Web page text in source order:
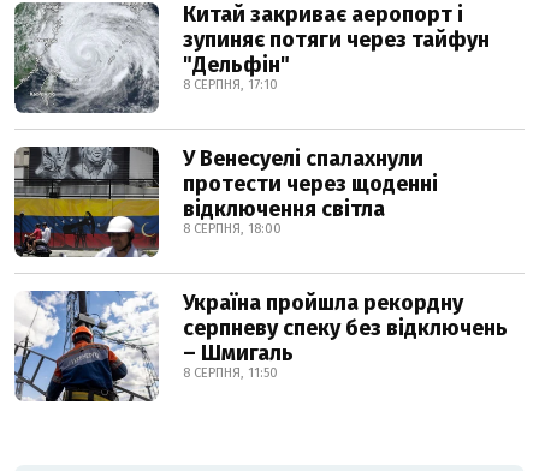
Китай закриває аеропорт і
зупиняє потяги через тайфун
"Дельфін"
8 СЕРПНЯ, 17:10
У Венесуелі спалахнули
протести через щоденні
відключення світла
8 СЕРПНЯ, 18:00
Україна пройшла рекордну
серпневу спеку без відключень
– Шмигаль
8 СЕРПНЯ, 11:50